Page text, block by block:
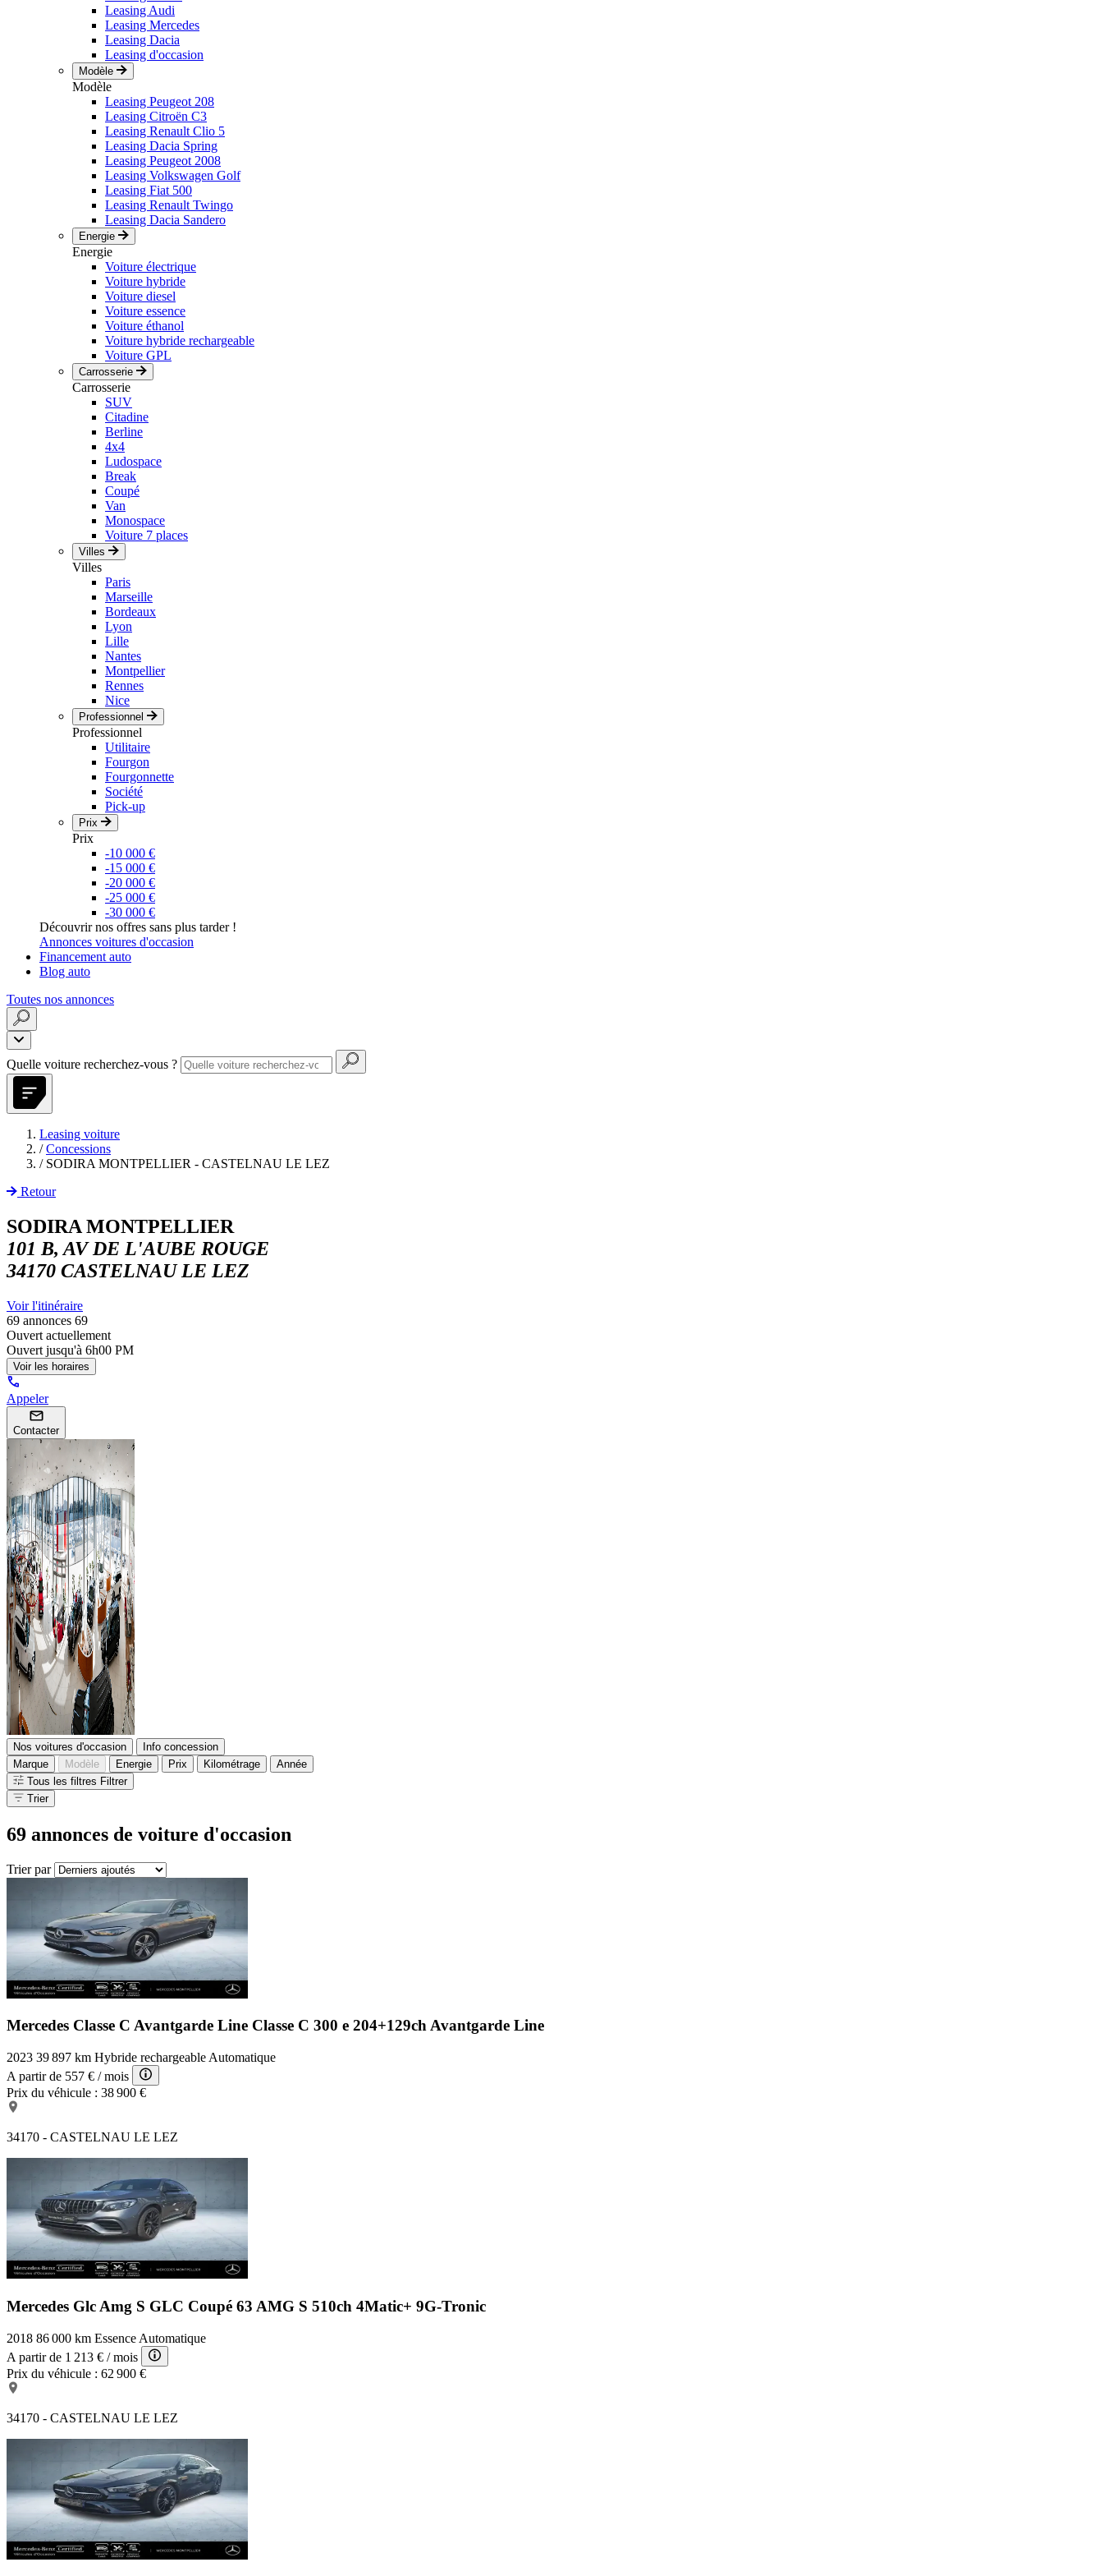
Leasing Audi
Leasing Mercedes
Leasing Dacia
Leasing d'occasion
Modèle
Modèle
Leasing Peugeot 208
Leasing Citroën C3
Leasing Renault Clio 5
Leasing Dacia Spring
Leasing Peugeot 2008
Leasing Volkswagen Golf
Leasing Fiat 500
Leasing Renault Twingo
Leasing Dacia Sandero
Energie
Energie
Voiture électrique
Voiture hybride
Voiture diesel
Voiture essence
Voiture éthanol
Voiture hybride rechargeable
Voiture GPL
Carrosserie
Carrosserie
SUV
Citadine
Berline
4x4
Ludospace
Break
Coupé
Van
Monospace
Voiture 7 places
Villes
Villes
Paris
Marseille
Bordeaux
Lyon
Lille
Nantes
Montpellier
Rennes
Nice
Professionnel
Professionnel
Utilitaire
Fourgon
Fourgonnette
Société
Pick-up
Prix
Prix
-10 000 €
-15 000 €
-20 000 €
-25 000 €
-30 000 €
Découvrir nos offres sans plus tarder !
Annonces voitures d'occasion
Financement auto
Blog auto
Toutes nos annonces
Quelle voiture recherchez-vous ?
Leasing voiture
/ Concessions
/ SODIRA MONTPELLIER - CASTELNAU LE LEZ
Retour
SODIRA MONTPELLIER
101 B, AV DE L'AUBE ROUGE
34170 CASTELNAU LE LEZ
Voir l'itinéraire
69 annonces 69
Ouvert actuellement
Ouvert jusqu'à 6h00 PM
Voir les horaires
Appeler
Contacter
Nos voitures d'occasion
Info concession
Marque
Modèle Energie Prix Kilométrage
Année
Tous les filtres Filtrer
Trier
69 annonces de voiture d'occasion
Trier par
Mercedes Classe C Avantgarde Line Classe C 300 e 204+129ch Avantgarde Line
2023 39 897 km Hybride rechargeable Automatique
A partir de 557 € / mois
Prix du véhicule : 38 900 €
34170 - CASTELNAU LE LEZ
Mercedes Glc Amg S GLC Coupé 63 AMG S 510ch 4Matic+ 9G-Tronic
2018 86 000 km Essence Automatique
A partir de 1 213 € / mois
Prix du véhicule : 62 900 €
34170 - CASTELNAU LE LEZ